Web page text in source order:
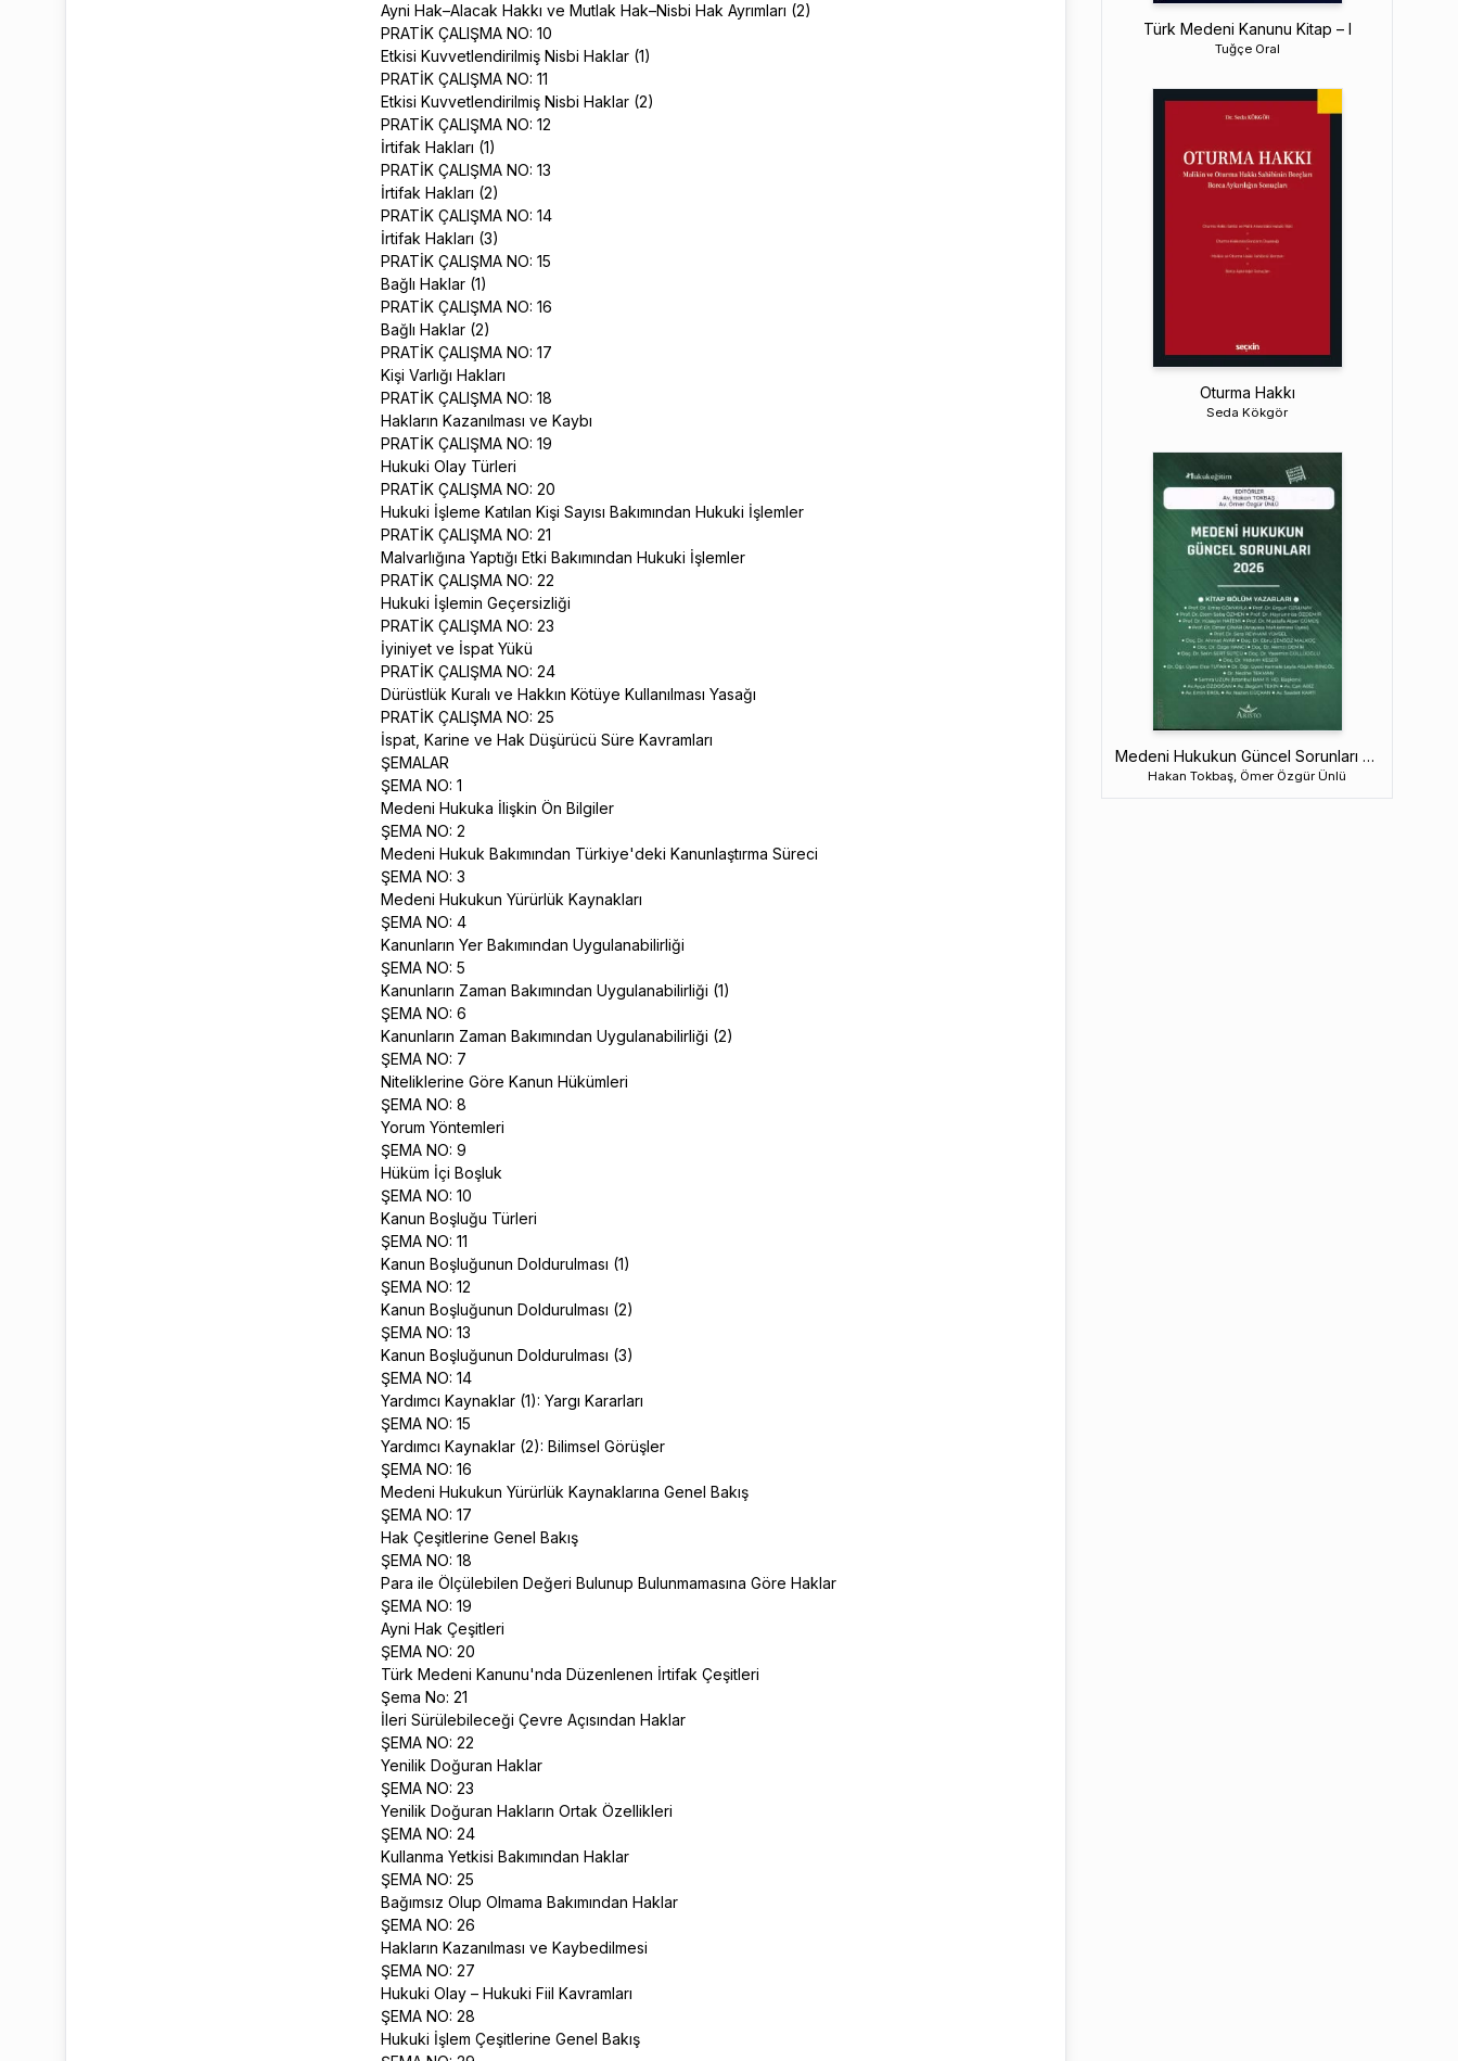
Ayni Hak–Alacak Hakkı ve Mutlak Hak–Nisbi Hak Ayrımları (2)
PRATİK ÇALIŞMA NO: 10
Etkisi Kuvvetlendirilmiş Nisbi Haklar (1)
PRATİK ÇALIŞMA NO: 11
Etkisi Kuvvetlendirilmiş Nisbi Haklar (2)
PRATİK ÇALIŞMA NO: 12
İrtifak Hakları (1)
PRATİK ÇALIŞMA NO: 13
İrtifak Hakları (2)
PRATİK ÇALIŞMA NO: 14
İrtifak Hakları (3)
PRATİK ÇALIŞMA NO: 15
Bağlı Haklar (1)
PRATİK ÇALIŞMA NO: 16
Bağlı Haklar (2)
PRATİK ÇALIŞMA NO: 17
Kişi Varlığı Hakları
PRATİK ÇALIŞMA NO: 18
Hakların Kazanılması ve Kaybı
PRATİK ÇALIŞMA NO: 19
Hukuki Olay Türleri
PRATİK ÇALIŞMA NO: 20
Hukuki İşleme Katılan Kişi Sayısı Bakımından Hukuki İşlemler
PRATİK ÇALIŞMA NO: 21
Malvarlığına Yaptığı Etki Bakımından Hukuki İşlemler
PRATİK ÇALIŞMA NO: 22
Hukuki İşlemin Geçersizliği
PRATİK ÇALIŞMA NO: 23
İyiniyet ve İspat Yükü
PRATİK ÇALIŞMA NO: 24
Dürüstlük Kuralı ve Hakkın Kötüye Kullanılması Yasağı
PRATİK ÇALIŞMA NO: 25
İspat, Karine ve Hak Düşürücü Süre Kavramları
ŞEMALAR
ŞEMA NO: 1
Medeni Hukuka İlişkin Ön Bilgiler
ŞEMA NO: 2
Medeni Hukuk Bakımından Türkiye'deki Kanunlaştırma Süreci
ŞEMA NO: 3
Medeni Hukukun Yürürlük Kaynakları
ŞEMA NO: 4
Kanunların Yer Bakımından Uygulanabilirliği
ŞEMA NO: 5
Kanunların Zaman Bakımından Uygulanabilirliği (1)
ŞEMA NO: 6
Kanunların Zaman Bakımından Uygulanabilirliği (2)
ŞEMA NO: 7
Niteliklerine Göre Kanun Hükümleri
ŞEMA NO: 8
Yorum Yöntemleri
ŞEMA NO: 9
Hüküm İçi Boşluk
ŞEMA NO: 10
Kanun Boşluğu Türleri
ŞEMA NO: 11
Kanun Boşluğunun Doldurulması (1)
ŞEMA NO: 12
Kanun Boşluğunun Doldurulması (2)
ŞEMA NO: 13
Kanun Boşluğunun Doldurulması (3)
ŞEMA NO: 14
Yardımcı Kaynaklar (1): Yargı Kararları
ŞEMA NO: 15
Yardımcı Kaynaklar (2): Bilimsel Görüşler
ŞEMA NO: 16
Medeni Hukukun Yürürlük Kaynaklarına Genel Bakış
ŞEMA NO: 17
Hak Çeşitlerine Genel Bakış
ŞEMA NO: 18
Para ile Ölçülebilen Değeri Bulunup Bulunmamasına Göre Haklar
ŞEMA NO: 19
Ayni Hak Çeşitleri
ŞEMA NO: 20
Türk Medeni Kanunu'nda Düzenlenen İrtifak Çeşitleri
Şema No: 21
İleri Sürülebileceği Çevre Açısından Haklar
ŞEMA NO: 22
Yenilik Doğuran Haklar
ŞEMA NO: 23
Yenilik Doğuran Hakların Ortak Özellikleri
ŞEMA NO: 24
Kullanma Yetkisi Bakımından Haklar
ŞEMA NO: 25
Bağımsız Olup Olmama Bakımından Haklar
ŞEMA NO: 26
Hakların Kazanılması ve Kaybedilmesi
ŞEMA NO: 27
Hukuki Olay – Hukuki Fiil Kavramları
ŞEMA NO: 28
Hukuki İşlem Çeşitlerine Genel Bakış
Türk Medeni Kanunu Kitap – I
Tuğçe Oral
Oturma Hakkı
Seda Kökgör
Medeni Hukukun Güncel Sorunları – 2026
Hakan Tokbaş, Ömer Özgür Ünlü